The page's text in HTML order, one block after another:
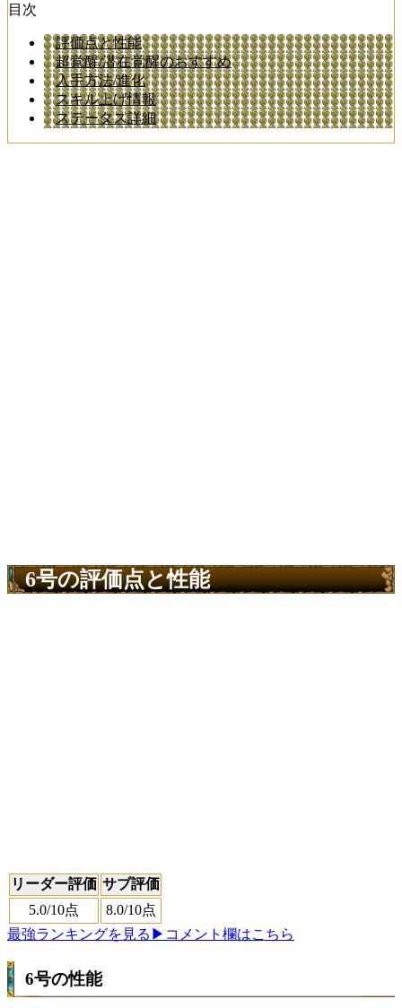
目次
評価点と性能
超覚醒/潜在覚醒のおすすめ
入手方法/進化
スキル上げ情報
ステータス詳細
6号の評価点と性能
リーダー評価 サブ評価
5.0/10点 8.0/10点
最強ランキングを見る ▶コメント欄はこちら
6号の性能